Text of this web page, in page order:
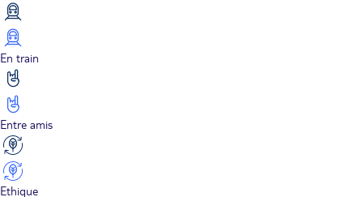
En train
Entre amis
Ethique